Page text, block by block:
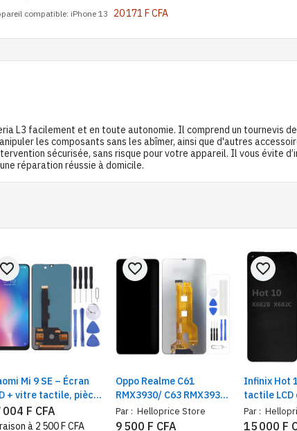
compatible: iPhone 13 20 171 F CFA
L3 facilement et en toute autonomie. Il comprend un tournevis
les composants sans les abîmer, ainsi que d'autres
sécurisée, sans risque pour votre appareil. Il vous évite
réparation réussie à domicile.
Mi 9 SE – Écran
+ vitre tactile, pièce
assemblée
favorite_border
004 F CFA
à 2 500 F CFA
Oppo Realme C61
RMX3930/ C63 RMX3939
– Écran LCD de
Rechange avec Kit
Par : Helloprice Store
favorite_border
9 500 F CFA
Infinix Hot
tactile LCD
Compatible
Par :
favorite_border
15 000 F